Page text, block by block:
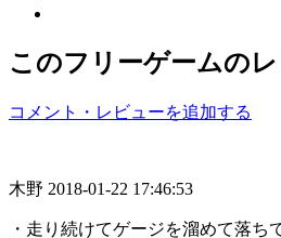
このフリーゲームの
コメント・レビューを追加する
木野 2018-01-22 17:46:53
・走り続けてゲージを溜めて落ち